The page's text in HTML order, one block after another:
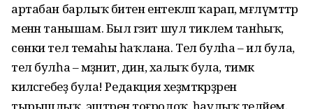
артабан барлыҡ битен ентекләп ҡарап, мәғлүмәттәр
менән танышам. Был гәзит шул тиклем танһыҡ,
сөнки тел темаһы һаҡлана. Тел булһа – ил була,
тел булһа – мәҙәниәт, дин, халыҡ була, тимәк
киләсәгебеҙ була! Редакция хеҙмәткәрҙәренә